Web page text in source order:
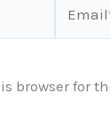
browser for